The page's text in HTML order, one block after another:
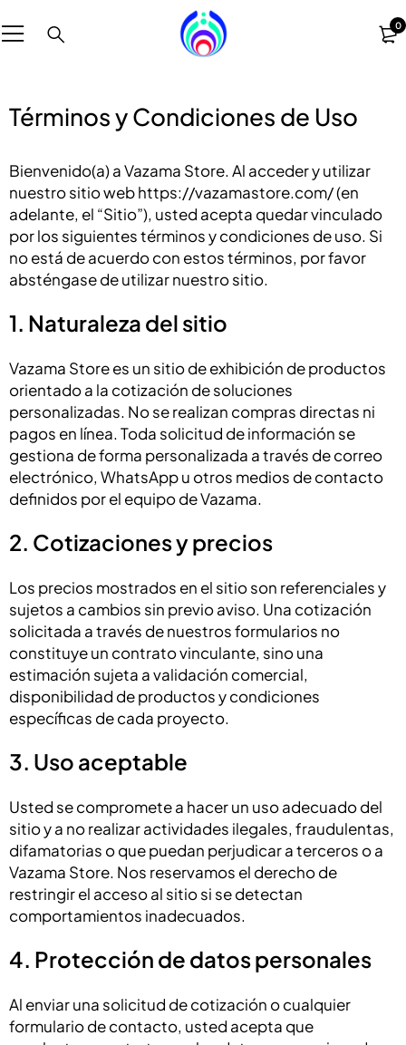
0
Términos y Condiciones de Uso
Bienvenido(a) a Vazama Store. Al acceder y utilizar
nuestro sitio web https://vazamastore.com/ (en
adelante, el “Sitio”), usted acepta quedar vinculado
por los siguientes términos y condiciones de uso. Si
no está de acuerdo con estos términos, por favor
absténgase de utilizar nuestro sitio.
1. Naturaleza del sitio
Vazama Store es un sitio de exhibición de productos
orientado a la cotización de soluciones
personalizadas. No se realizan compras directas ni
pagos en línea. Toda solicitud de información se
gestiona de forma personalizada a través de correo
electrónico, WhatsApp u otros medios de contacto
definidos por el equipo de Vazama.
2. Cotizaciones y precios
Los precios mostrados en el sitio son referenciales y
sujetos a cambios sin previo aviso. Una cotización
solicitada a través de nuestros formularios no
constituye un contrato vinculante, sino una
estimación sujeta a validación comercial,
disponibilidad de productos y condiciones
específicas de cada proyecto.
3. Uso aceptable
Usted se compromete a hacer un uso adecuado del
sitio y a no realizar actividades ilegales, fraudulentas,
difamatorias o que puedan perjudicar a terceros o a
Vazama Store. Nos reservamos el derecho de
restringir el acceso al sitio si se detectan
comportamientos inadecuados.
4. Protección de datos personales
Al enviar una solicitud de cotización o cualquier
formulario de contacto, usted acepta que